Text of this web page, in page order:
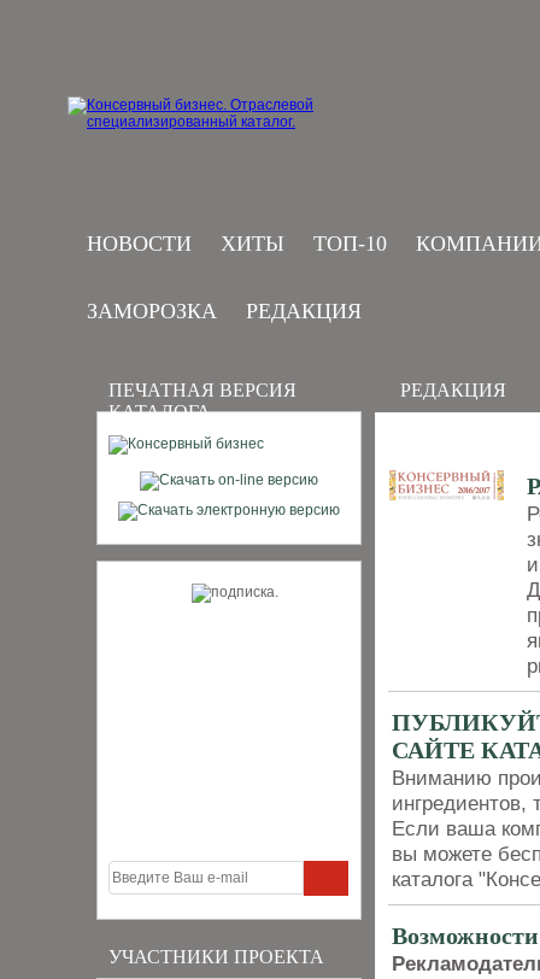
НОВОСТИ ХИТЫ ТОП-10
ЗАМОРОЗКА РЕДАКЦИЯ
ПЕЧАТНАЯ ВЕРСИЯ
КАТАЛОГА
УЧАСТНИКИ ПРОЕКТА
РЕДАКЦИЯ
САЙТЕ
Вниманию
ингредиентов,
Если ваша
вы можете
каталога